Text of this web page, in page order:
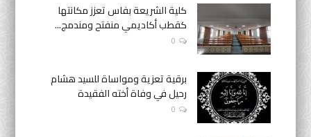
كلية الشريعة بفاس تعزز مكانتها
كقطب أكاديمي منفتح ومندمج...
0
برقية تعزية ومواساة للسيد هشام
رحيل في وفاة أخته الفقيدة
0